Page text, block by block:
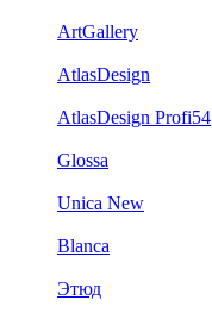
ArtGallery
AtlasDesign
AtlasDesign Profi54
Glossa
Unica New
Blanca
Этюд